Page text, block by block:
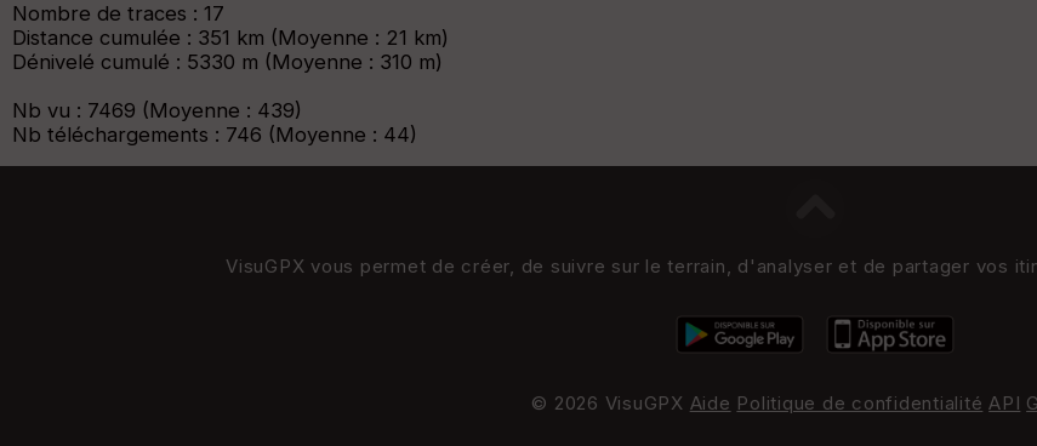
Nombre de traces : 17
Distance cumulée : 351 km (Moyenne : 21 km)
Dénivelé cumulé : 5330 m (Moyenne : 310 m)
Nb vu : 7469 (Moyenne : 439)
Nb téléchargements : 746 (Moyenne : 44)
VisuGPX vous permet de créer, de suivre sur le terrain, d'analyser et de partager vos
© 2026 VisuGPX Aide Politique de confidentialité API